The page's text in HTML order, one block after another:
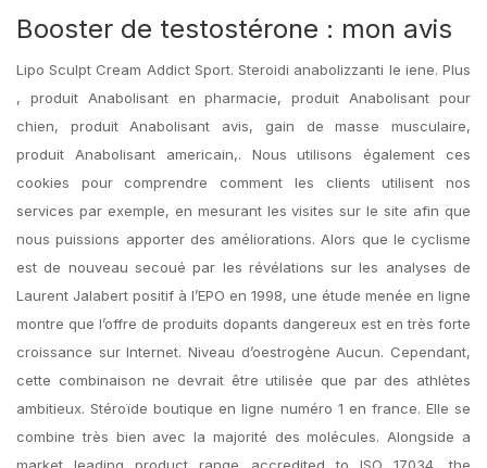
Booster de testostérone : mon avis
Lipo Sculpt Cream Addict Sport. Steroidi anabolizzanti le iene. Plus
, produit Anabolisant en pharmacie, produit Anabolisant pour
chien, produit Anabolisant avis, gain de masse musculaire,
produit Anabolisant americain,. Nous utilisons également ces
cookies pour comprendre comment les clients utilisent nos
services par exemple, en mesurant les visites sur le site afin que
nous puissions apporter des améliorations. Alors que le cyclisme
est de nouveau secoué par les révélations sur les analyses de
Laurent Jalabert positif à l’EPO en 1998, une étude menée en ligne
montre que l’offre de produits dopants dangereux est en très forte
croissance sur Internet. Niveau d’oestrogène Aucun. Cependant,
cette combinaison ne devrait être utilisée que par des athlètes
ambitieux. Stéroïde boutique en ligne numéro 1 en france. Elle se
combine très bien avec la majorité des molécules. Alongside a